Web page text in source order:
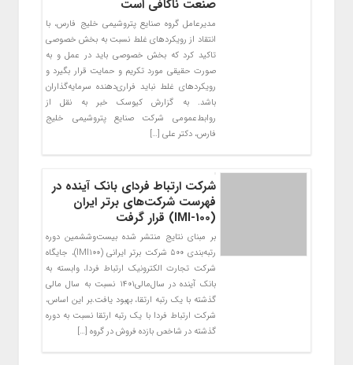
صنعت ناکافی است
مدیرعامل گروه صنایع پتروشیمی خلیج فارس، با
انتقاد از رویکردهای غلط نسبت به بخش خصوصی
تاکید کرد که بخش خصوصی باید در عمل و به
صورت حقیقی مورد تکریم و حمایت قرار بگیرد و
رویکردهای غلط نباید فراری‌دهنده سرمایه‌گذاران
باشد. به گزارش کیوسک خبر به نقل از
روابط‌عمومی شرکت صنایع پتروشیمی خلیج
فارس، دکتر علی […]
شرکت ارتباط فردای بانک آینده در
فهرست شرکت‌های برتر ایران
(IMI-100) قرار گرفت
بر مبنای نتایج منتشر شده بیست‌وششمین دوره
رتبه‌بندی ۵۰۰ شرکت برتر ایرانی (IMI100)، جایگاه
شرکت تجارت الکترونیک ارتباط فردا، وابسته به
بانک آینده در سال‌مالی۱۴۰۱ نسبت به سال مالی
گذشته با یک رتبه ارتقا، بهبود یافت.بر این اساس،
شرکت ارتباط فردا با یک رتبه ارتقا نسبت به دوره
گذشته در شاخص بازده فروش در گروه […]